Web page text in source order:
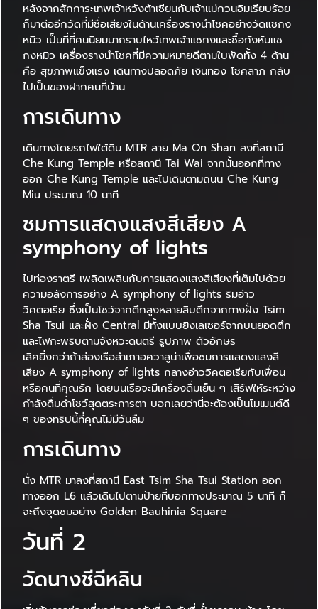
หลังจากสักการะเทพเจ้าหวังต้าเซียนกับเจ้าแม่กวนอิมเรียบร้อย
ก็มาต่ออีกวัดที่มีชื่อเสียงในด้านเครื่องรางนำโชคอย่างวัดแชกง
หมิว เป็นที่ที่คนนิยมมากราบไหว้เทพเจ้าแชกงและซื้อกังหันแช
กงหมิว เครื่องรางนำโชคที่มีความหมายดีตามใบพัดทั้ง 4 ด้าน
คือ สุขภาพแข็งแรง เดินทางปลอดภัย เงินทอง โชคลาภ กลับ
ไปเป็นของฝากคนที่บ้าน
การเดินทาง
เดินทางโดยรถไฟใต้ดิน MTR สาย Ma On Shan ลงที่สถานี
Che Kung Temple หรือสถานี Tai Wai จากนั้นออกที่ทาง
ออก Che Kung Temple และไปเดินตามถนน Che Kung
Miu ประมาณ 10 นาที
ชมการแสดงแสงสีเสียง A
symphony of lights
ไปท่องราตรี เพลิดเพลินกับการแสดงแสงสีเสียงที่เต็มไปด้วย
ความอลังการอย่าง A symphony of lights ริมอ่าว
วิคตอเรีย ซึ่งเป็นโชว์จากตึกสูงหลายสิบตึกจากทางฝั่ง Tsim
Sha Tsui และฝั่ง Central มีทั้งแบบยิงเลเซอร์จากบนยอดตึก
และไฟกะพริบตามจังหวะดนตรี รูปภาพ ตัวอักษร
เลิศยิ่งกว่าถ้าล่องเรือสำเภาอควาลูน่าเพื่อชมการแสดงแสงสี
เสียง A symphony of lights กลางอ่าววิคตอเรียกับเพื่อน
หรือคนที่คุณรัก โดยบนเรือจะมีเครื่องดื่มเย็น ๆ เสิร์ฟให้ระหว่าง
กำลังดื่มด่ำโชว์สุดตระการตา บอกเลยว่านี่จะต้องเป็นโมเมนต์ดี
ๆ ของทริปนี้ที่คุณไม่มีวันลืม
การเดินทาง
นั่ง MTR มาลงที่สถานี East Tsim Sha Tsui Station ออก
ทางออก L6 แล้วเดินไปตามป้ายที่บอกทางประมาณ 5 นาที ก็
จะถึงจุดชมอย่าง Golden Bauhinia Square
วันที่ 2
วัดนางชีฉีหลิน